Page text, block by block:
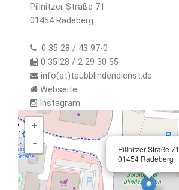
Pillnitzer Straße 71
01454 Radeberg
0 35 28 / 43 97-0
0 35 28 / 2 29 30 55
info(at)taubblindendienst.de
Webseite
Instagram
Pillnitzer Straße 71
01454 Radeberg
+
−